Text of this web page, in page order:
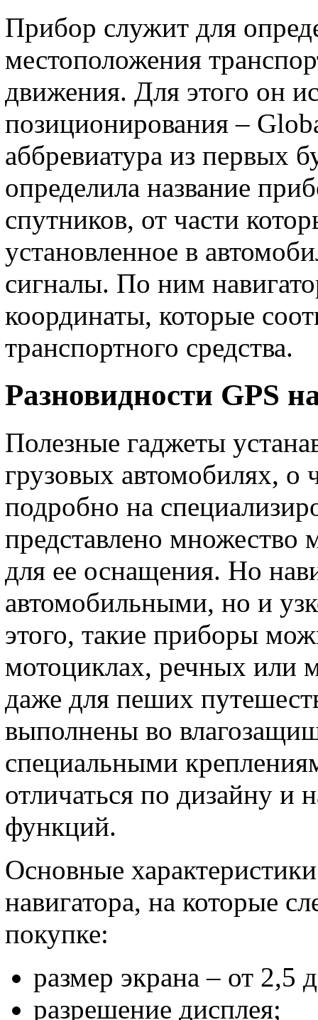
Прибор служит для
местоположения
движения. Для этого он
позиционирования –
аббревиатура из первых
определила название
спутников, от части
установленное в
сигналы. По ним
координаты, которые
транспортного средства.
Разновидности GPS
Полезные гаджеты
грузовых автомобилях, о
подробно на
представлено множество
для ее оснащения. Но
автомобильными, но и
этого, такие приборы
мотоциклах, речных или
даже для пеших
выполнены во
специальными
отличаться по дизайну и
функций.
Основные
навигатора, на которые
покупке:
размер экрана – от 2,5
разрешение дисплея;